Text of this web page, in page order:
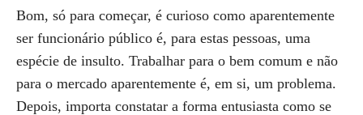
Bom, só para começar, é curioso como aparentemente
ser funcionário público é, para estas pessoas, uma
espécie de insulto. Trabalhar para o bem comum e não
para o mercado aparentemente é, em si, um problema.
Depois, importa constatar a forma entusiasta como se